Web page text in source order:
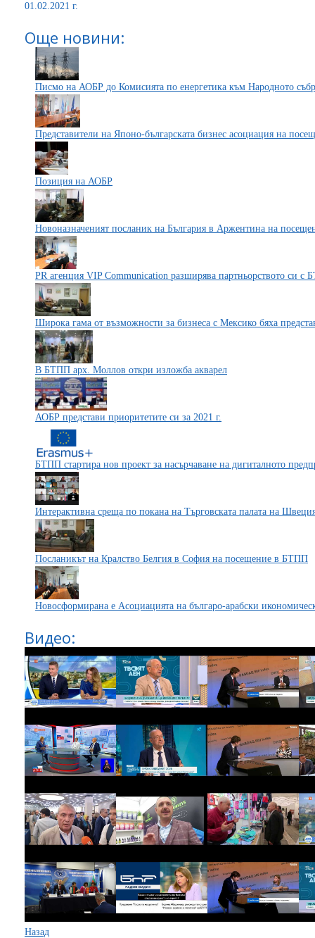
01.02.2021 г.
Още новини:
Писмо на АОБР до Комисията по енергетика към Народното
Представители на Японо-българската бизнес асоциация на
Позиция на АОБР
Новоназначеният посланик на България в Аржентина на
PR агенция VIP Communication разширява партньорството си с
Широка гама от възможности за бизнеса с Мексико бяха
В БТПП арх. Моллов откри изложба акварел
АОБР представи приоритетите си за 2021 г.
БТПП стартира нов проект за насърчаване на дигиталното
Интерактивна среща по покана на Търговската палата на
Посланикът на Кралство Белгия в София на посещение в БТПП
Новосформирана е Асоциацията на българо-арабски
Видео:
Назад